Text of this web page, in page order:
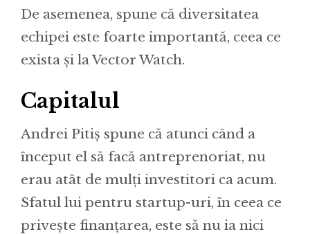
De asemenea, spune că diversitatea
echipei este foarte importantă, ceea ce
exista și la Vector Watch.
Capitalul
Andrei Pitiș spune că atunci când a
început el să facă antreprenoriat, nu
erau atât de mulți investitori ca acum.
Sfatul lui pentru startup-uri, în ceea ce
privește finanțarea, este să nu ia nici